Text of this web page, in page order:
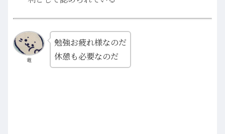
竜
勉強お疲れ様なのだ
休憩も必要なのだ